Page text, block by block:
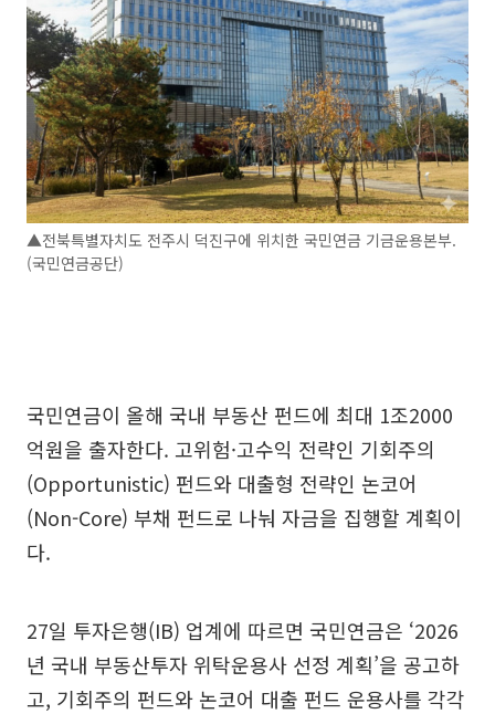
▲전북특별자치도 전주시 덕진구에 위치한 국민연금 기금운용본부.
(국민연금공단)
국민연금이 올해 국내 부동산 펀드에 최대 1조2000
억원을 출자한다. 고위험·고수익 전략인 기회주의
(Opportunistic) 펀드와 대출형 전략인 논코어
(Non-Core) 부채 펀드로 나눠 자금을 집행할 계획이
다.
27일 투자은행(IB) 업계에 따르면 국민연금은 ‘2026
년 국내 부동산투자 위탁운용사 선정 계획’을 공고하
고, 기회주의 펀드와 논코어 대출 펀드 운용사를 각각